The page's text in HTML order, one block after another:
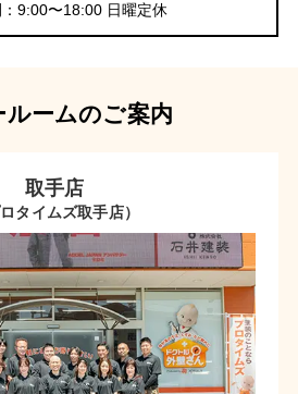
9:00〜18:00 日曜定休
ルームのご案内
取手店
ロタイムズ取手店）